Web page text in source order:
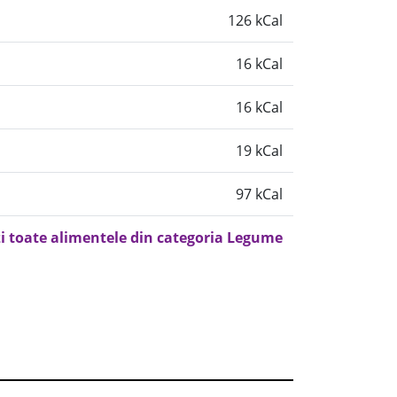
126 kCal
16 kCal
16 kCal
19 kCal
97 kCal
toate alimentele din categoria Legume